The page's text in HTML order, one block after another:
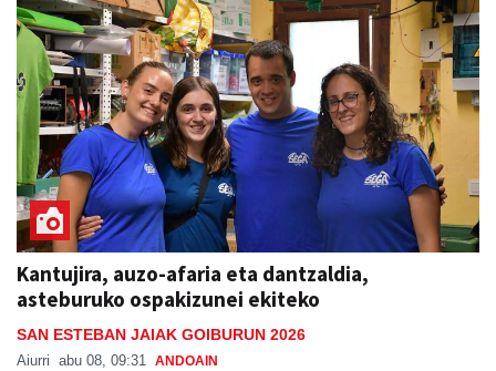
Kantujira, auzo-afaria eta dantzaldia,
asteburuko ospakizunei ekiteko
SAN ESTEBAN JAIAK GOIBURUN 2026
Aiurri abu 08, 09:31 ANDOAIN